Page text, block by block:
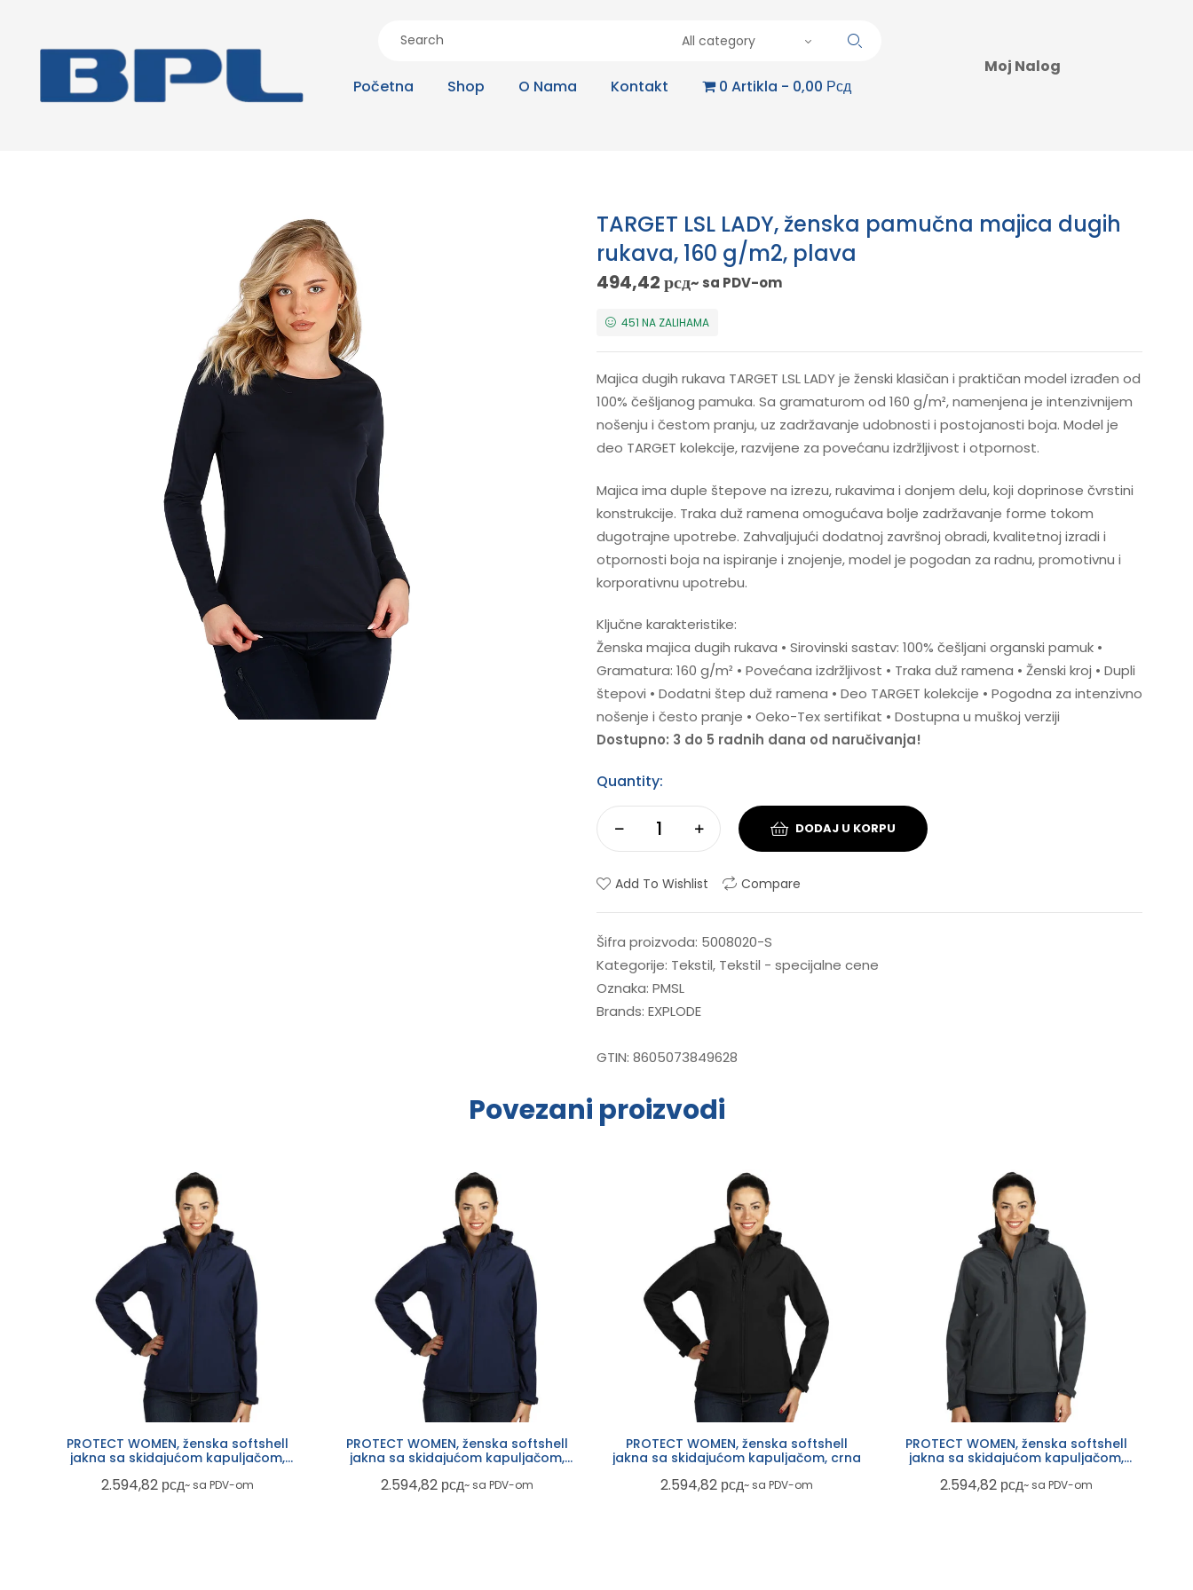
All category
Početna Shop O Nama Kontakt 0 Artikla 0,00 Рсд
Moj Nalog
TARGET LSL LADY, ženska pamučna majica dugih
rukava, 160 g/m2, plava
494,42рсд~ sa PDV-om
451 NA ZALIHAMA
Majica dugih rukava TARGET LSL LADY je ženski klasičan i praktičan model izrađen od
100% češljanog pamuka. Sa gramaturom od 160 g/m², namenjena je intenzivnijem
nošenju i čestom pranju, uz zadržavanje udobnosti i postojanosti boja. Model je
deo TARGET kolekcije, razvijene za povećanu izdržljivost i otpornost.
Majica ima duple štepove na izrezu, rukavima i donjem delu, koji doprinose čvrstini
konstrukcije. Traka duž ramena omogućava bolje zadržavanje forme tokom
dugotrajne upotrebe. Zahvaljujući dodatnoj završnoj obradi, kvalitetnoj izradi i
otpornosti boja na ispiranje i znojenje, model je pogodan za radnu, promotivnu i
korporativnu upotrebu.
Ključne karakteristike:
Ženska majica dugih rukava • Sirovinski sastav: 100% češljani organski pamuk •
Gramatura: 160 g/m² • Povećana izdržljivost • Traka duž ramena • Ženski kroj • Dupli
štepovi • Dodatni štep duž ramena • Deo TARGET kolekcije • Pogodna za intenzivno
nošenje i često pranje • Oeko-Tex sertifikat • Dostupna u muškoj verziji
Dostupno: 3 do 5 radnih dana od naručivanja!
Quantity:
DODAJ U KORPU
Add To Wishlist Compare
Šifra proizvoda: 5008020-S
Kategorije: Tekstil, Tekstil - specijalne cene
Oznaka: PMSL
Brands: EXPLODE
GTIN: 8605073849628
Povezani proizvodi
PROTECT WOMEN, ženska softshell
jakna sa skidajućom kapuljačom,
2.594,82 рсд~ sa PDV-om
PROTECT WOMEN, ženska softshell
jakna sa skidajućom kapuljačom,
2.594,82 рсд~ sa PDV-om
PROTECT WOMEN, ženska softshell
jakna sa skidajućom kapuljačom, crna
2.594,82 рсд~ sa PDV-om
PROTECT WOMEN, ženska softshell
jakna sa skidajućom kapuljačom,
2.594,82 рсд~ sa PDV-om